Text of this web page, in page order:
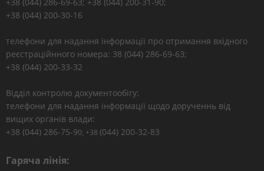
+38 (044) 200-30-16
телефони для надання інформації про отримання вхідного
реєстраційнного номера: 38 (044) 286-69-63;
+38 (044) 200-33-32
Відділ контролю документообігу:
телефони для надання інформації щодо дорученнь від
вищих органів влади:
+38 (044) 286-75-90; +38 (044) 200-32-83
Гаряча лінія: